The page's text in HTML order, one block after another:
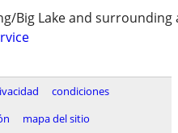
Big Lake and surrounding
condiciones
mapa del sitio